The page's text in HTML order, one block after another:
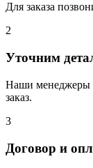
Для заказа
2
Уточним
Наши менеджеры
заказ.
3
Договор и